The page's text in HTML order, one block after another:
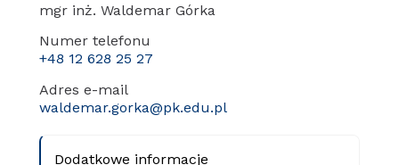
mgr inż. Waldemar Górka
Numer telefonu
+48 12 628 25 27
Adres e-mail
waldemar.gorka@pk.edu.pl
Dodatkowe informacje